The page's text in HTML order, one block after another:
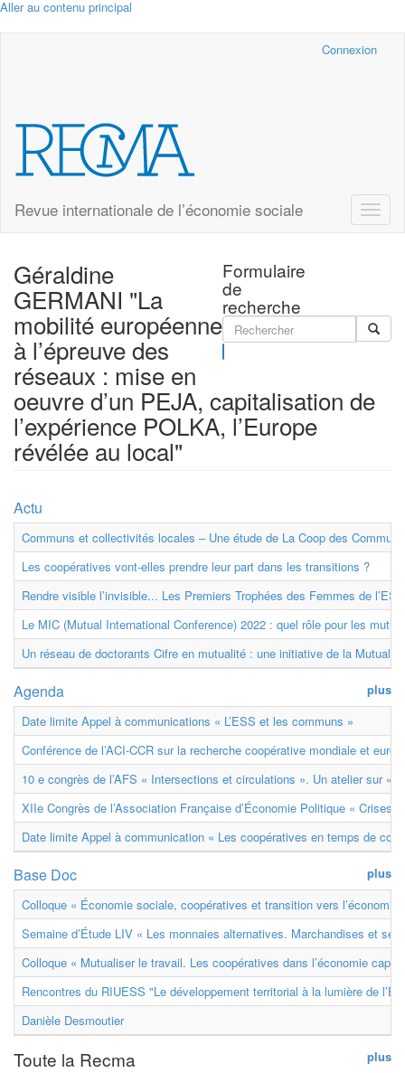
Aller au contenu principal
Connexion
Revue internationale de l’économie sociale
Toggle
Formulaire
de
recherche
Géraldine
GERMANI "La
mobilité européenne
à l’épreuve des
réseaux : mise en
oeuvre d’un PEJA, capitalisation de
l’expérience POLKA, l’Europe
révélée au local"
Actu
Communs et collectivités locales – Une étude de La Coop des
Les coopératives vont-elles prendre leur part dans les transitions ?
Rendre visible l’invisible... Les Premiers Trophées des Femmes de
Le MIC (Mutual International Conference) 2022 : quel rôle pour les
Un réseau de doctorants Cifre en mutualité : une initiative de la
plus
Agenda
Date limite Appel à communications « L’ESS et les communs »
Conférence de l’ACI-CCR sur la recherche coopérative mondiale et
10 e congrès de l’AFS « Intersections et circulations ». Un atelier sur «
XIIe Congrès de l’Association Française d’Économie Politique « Crises
Date limite Appel à communication « Les coopératives en temps de
plus
Base Doc
Colloque « Économie sociale, coopératives et transition vers
Semaine d’Étude LIV « Les monnaies alternatives. Marchandises et
Colloque « Mutualiser le travail. Les coopératives dans l’économie
Rencontres du RIUESS "Le développement territorial à la lumière de
Danièle Desmoutier
plus
Toute la Recma